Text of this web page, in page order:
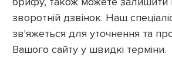
зворотній дзвінок. Наш
зв'яжеться для уточнення та
Вашого сайту у швидкі терміни.